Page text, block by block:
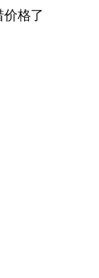
格了